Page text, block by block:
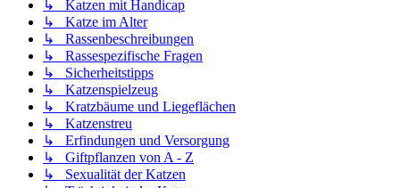
↳ Katzen mit Handicap
↳ Katze im Alter
↳ Rassenbeschreibungen
↳ Rassespezifische Fragen
↳ Sicherheitstipps
↳ Katzenspielzeug
↳ Kratzbäume und Liegeflächen
↳ Katzenstreu
↳ Erfindungen und Versorgung
↳ Giftpflanzen von A - Z
↳ Sexualität der Katzen